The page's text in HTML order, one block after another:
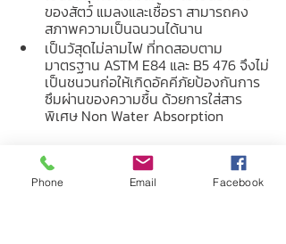
ของสัตว์ แมลงและเชื้อรา สามารถคง
สภาพความเป็นฉนวนได้นาน
เป็นวัสุดไม่ลามไฟ ที่ทดสอบตาม
มาตรฐาน ASTM E84 และ B5 476 จึงไม่
เป็นชนวนก่อให้เกิดอัคคีภัยป้องกันการ
ซึมผ่านของความชื้น ด้วยการใส่สาร
พิเศษ Non Water Absorption
Cladding Insulation Cladding
Phone Email Facebook